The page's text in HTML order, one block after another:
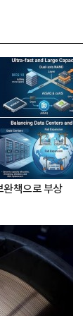
완책으로 부상